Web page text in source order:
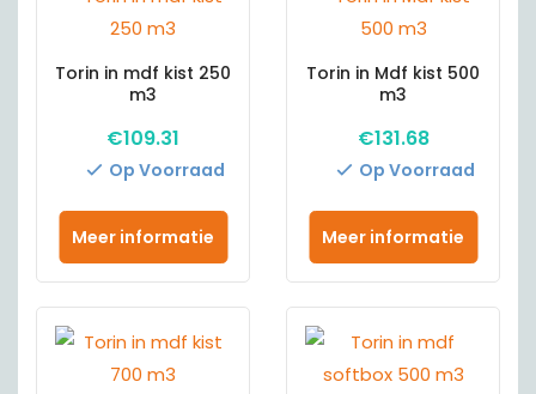
Torin in mdf kist 250
m3
€109.31
Meer informatie
Op Voorraad
Torin in Mdf kist 500
m3
€131.68
Meer informatie
Op Voorraad